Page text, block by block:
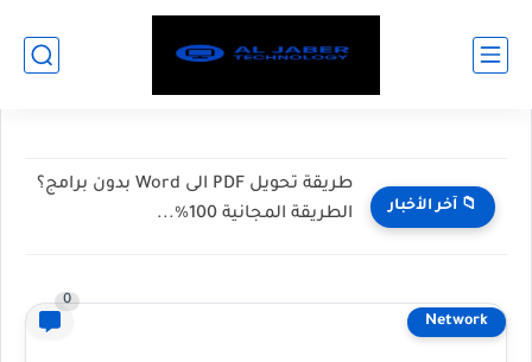
📁 آخر الأخبار
الفرق بين Windows و Chrome OS: أي
نظام أفضل قبل...
Network
0